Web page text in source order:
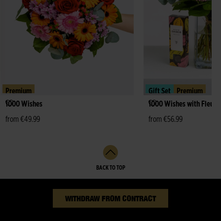
Premium
1000 Wishes
from €49.99
Gift Set
Premium
1000 Wishes with Fleur
from €56.99
BACK TO TOP
WITHDRAW FROM CONTRACT